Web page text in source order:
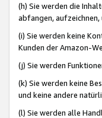
(h) Sie werden die
abfangen,
(i) Sie werden keine
Kunden der Amazon-
(j) Sie werden
(k) Sie werden keine
und keine andere
(l) Sie werden alle